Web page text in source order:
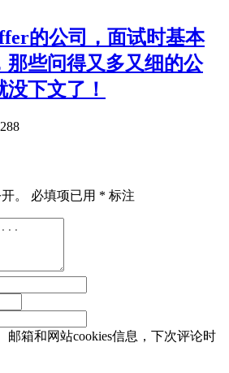
的公司，面试时基本
那些问得又多又细的公
下文了！
。 必填项已用 * 标注
邮箱和网站cookies信息，下次评论时